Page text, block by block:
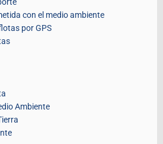
con el medio ambiente
por GPS
Ambiente